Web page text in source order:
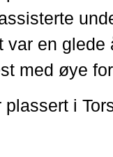
var en glede
med øye
plassert i